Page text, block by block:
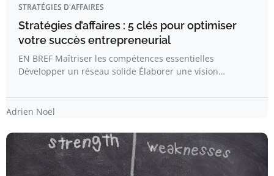
STRATÉGIES D'AFFAIRES
Stratégies d’affaires : 5 clés pour optimiser
votre succès entrepreneurial
EN BREF Maîtriser les compétences essentielles
Développer un réseau solide Élaborer une vision…
Adrien Noël